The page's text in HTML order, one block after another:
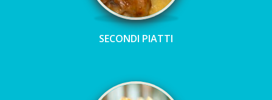
SECONDI PIATTI